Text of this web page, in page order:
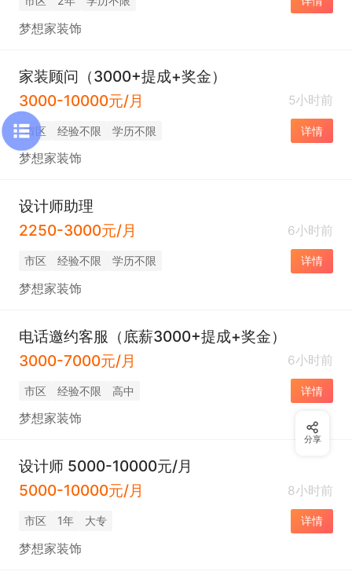
梦想家装饰
家装顾问（3000+提成+奖金）
3000-10000元/月
5小时前
市区 经验不限 学历不限 详情
梦想家装饰
设计师助理
2250-3000元/月
6小时前
市区 经验不限 学历不限 详情
梦想家装饰
电话邀约客服（底薪3000+提成+奖金）
3000-7000元/月
6小时前
市区 经验不限 高中 详情
梦想家装饰
设计师 5000-10000元/月
5000-10000元/月
8小时前
市区 1年 大专 详情
梦想家装饰
分享